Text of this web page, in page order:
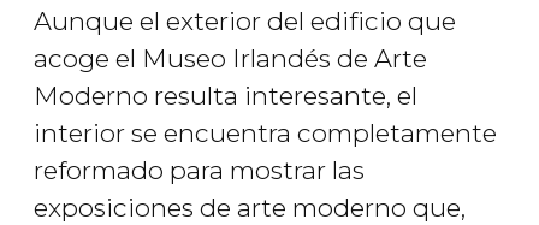
Aunque el exterior del edificio que
acoge el Museo Irlandés de Arte
Moderno resulta interesante, el
interior se encuentra completamente
reformado para mostrar las
exposiciones de arte moderno que,